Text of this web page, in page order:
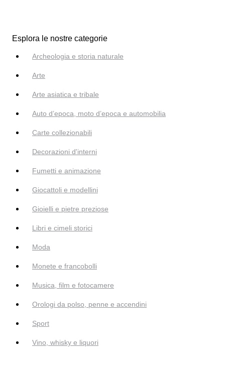
Esplora le nostre categorie
Archeologia e storia naturale
Arte
Arte asiatica e tribale
Auto d’epoca, moto d’epoca e automobilia
Carte collezionabili
Decorazioni d'interni
Fumetti e animazione
Giocattoli e modellini
Gioielli e pietre preziose
Libri e cimeli storici
Moda
Monete e francobolli
Musica, film e fotocamere
Orologi da polso, penne e accendini
Sport
Vino, whisky e liquori